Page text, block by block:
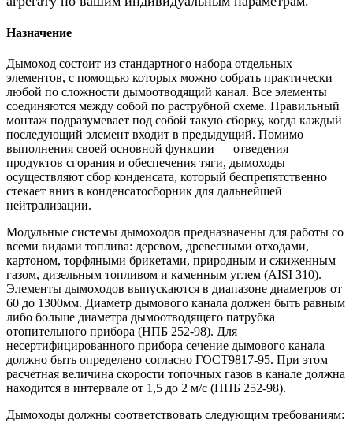
Назначение
Дымоход состоит из стандартного набора отдельных
элементов, с помощью которых можно собрать практически
любой по сложности дымоотводящий канал. Все элементы
соединяются между собой по раструбной схеме. Правильный
монтаж подразумевает под собой такую сборку, когда каждый
последующий элемент входит в предыдущий. Помимо
выполнения своей основной функции — отведения
продуктов сгорания и обеспечения тяги, дымоходы
осуществляют сбор конденсата, который беспрепятственно
стекает вниз в конденсатосборник для дальнейшей
нейтрализации.
Модульные системы дымоходов предназначены для работы со
всеми видами топлива: деревом, древесными отходами,
картоном, торфяными брикетами, природным и сжиженным
газом, дизельным топливом и каменным углем (AISI 310).
Элементы дымоходов выпускаются в диапазоне диаметров от
60 до 1300мм. Диаметр дымового канала должен быть равным
либо больше диаметра дымоотводящего патрубка
отопительного прибора (НПБ 252-98). Для
несертифицированного прибора сечение дымового канала
должно быть определено согласно ГОСТ9817-95. При этом
расчетная величина скорости топочных газов в канале должна
находится в интервале от 1,5 до 2 м/с (НПБ 252-98).
Дымоходы должны соответствовать следующим требованиям: